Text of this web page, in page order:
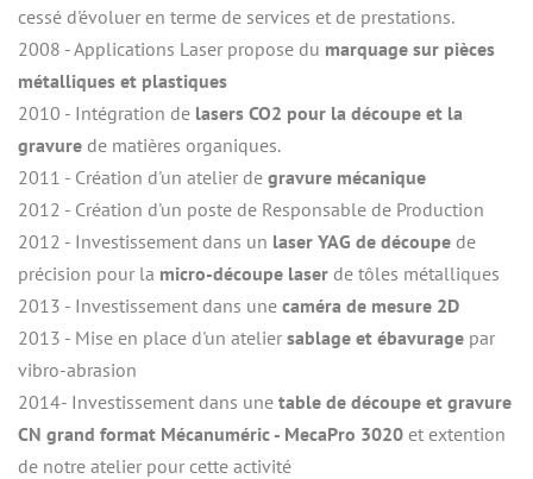
cessé d'évoluer en terme de services et de prestations.
2008 - Applications Laser propose du marquage sur pièces
métalliques et plastiques
2010 - Intégration de lasers CO2 pour la découpe et la
gravure de matières organiques.
2011 - Création d'un atelier de gravure mécanique
2012 - Création d'un poste de Responsable de Production
2012 - Investissement dans un laser YAG de découpe de
précision pour la micro-découpe laser de tôles métalliques
2013 - Investissement dans une caméra de mesure 2D
2013 - Mise en place d'un atelier sablage et ébavurage par
vibro-abrasion
2014- Investissement dans une table de découpe et gravure
CN grand format Mécanuméric - MecaPro 3020 et extention
de notre atelier pour cette activité